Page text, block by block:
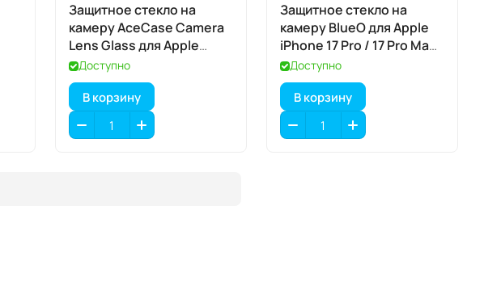
Защитное стекло на
камеру AceCase Camera
Lens Glass для Apple
iPhone 17 Pro / 17 Pro Max
Доступно
В корзину
Защитное стекло на
камеру BlueO для Apple
iPhone 17 Pro / 17 Pro Max,
Aluminium, 3 шт., Dark
Blue (тёмно-синий), с
аппликатором
Доступно
В корзину